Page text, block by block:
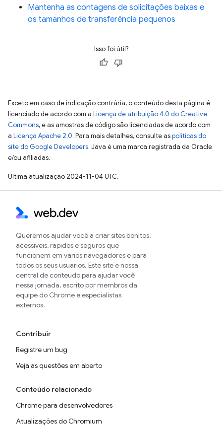
Mantenha as contagens de solicitações baixas e
os tamanhos de transferência pequenos
Isso foi útil?
Exceto em caso de indicação contrária, o conteúdo desta página é
licenciado de acordo com a Licença de atribuição 4.0 do Creative
Commons, e as amostras de código são licenciadas de acordo com
a Licença Apache 2.0. Para mais detalhes, consulte aspolíticas do
site do Google Developers. Java é uma marca registrada da Oracle
e/ou afiliadas.
Última atualização 2024-11-04 UTC.
Queremos ajudar você a criar sites bonitos,
acessíveis, rápidos e seguros que
funcionem em vários navegadores e para
todos os seus usuários. Este site é nossa
central de conteúdo para ajudar você
nessa jornada, escrito por membros da
equipe do Chrome e especialistas
externos.
Contribuir
Registre um bug
Veja as questões em aberto
Conteúdo relacionado
Chrome para desenvolvedores
Atualizações do Chromium